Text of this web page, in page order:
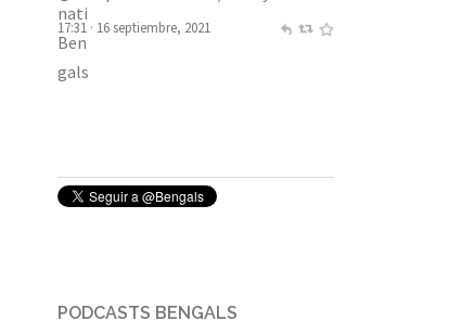
17:31 · 16 septiembre, 2021
PODCASTS BENGALS